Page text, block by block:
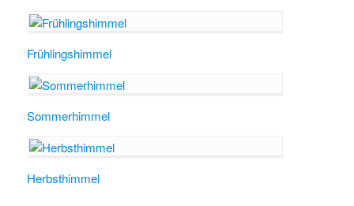
Frühlingshimmel
Sommerhimmel
Herbsthimmel